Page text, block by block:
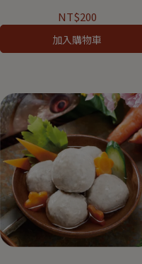
NT$200
加入購物車